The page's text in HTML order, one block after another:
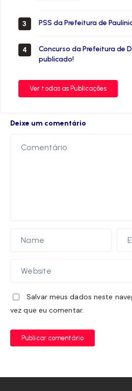
3 PSS da Prefeitura de
4
Concurso da Prefeitura de
publicado!
Ver todas as Publicações
Deixe um comentário
Salvar meus dados neste
vez que eu comentar.
Publicar comentário